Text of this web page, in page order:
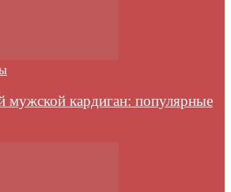
мужской кардиган: популярные